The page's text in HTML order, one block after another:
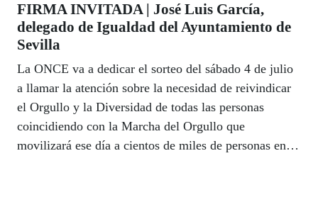
FIRMA INVITADA | José Luis García,
delegado de Igualdad del Ayuntamiento de
Sevilla
La ONCE va a dedicar el sorteo del sábado 4 de julio
a llamar la atención sobre la necesidad de reivindicar
el Orgullo y la Diversidad de todas las personas
coincidiendo con la Marcha del Orgullo que
movilizará ese día a cientos de miles de personas en